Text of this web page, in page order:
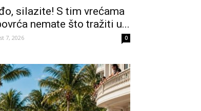
silazite! S tim vrećama
nemate što tražiti u...
7, 2026 0